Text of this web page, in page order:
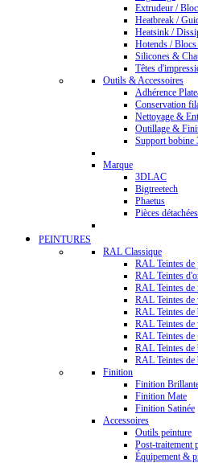
Extrudeur /
Heatbreak /
Heatsink /
Hotends /
Silicones &
Têtes
Outils & Accessoires
Adhérence
Conservation
Nettoyage &
Outillage &
Support bobine
Marque
3DLAC
Bigtreetech
Phaetus
Pièces
PEINTURES
RAL Classique
RAL Teintes de
RAL Teintes
RAL Teintes de
RAL Teintes de
RAL Teintes de
RAL Teintes de
RAL Teintes de
RAL Teintes de
RAL Teintes de
Finition
Finition
Finition Mate
Finition Satinée
Accessoires
Outils peinture
Post-traitement
Équipement &